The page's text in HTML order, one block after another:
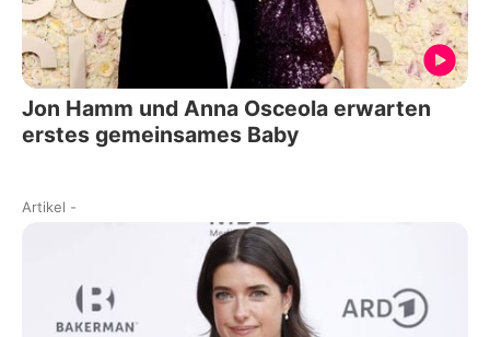
Jon Hamm und Anna Osceola erwarten
erstes gemeinsames Baby
Artikel -